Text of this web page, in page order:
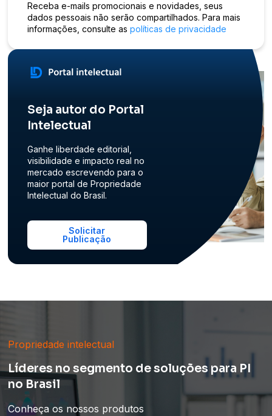
Receba e-mails promocionais e novidades, seus
dados pessoais não serão compartilhados. Para mais
informações, consulte as políticas de privacidade
Seja autor do Portal
Intelectual
Ganhe liberdade editorial,
visibilidade e impacto real no
mercado escrevendo para o
maior portal de Propriedade
Intelectual do Brasil.
Solicitar
Publicação
Propriedade intelectual
Líderes no segmento de soluções para PI
no Brasil
Conheça os nossos produtos